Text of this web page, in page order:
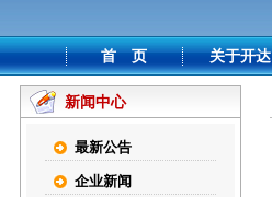
首 页 关于开达
新闻中心
最新公告
企业新闻